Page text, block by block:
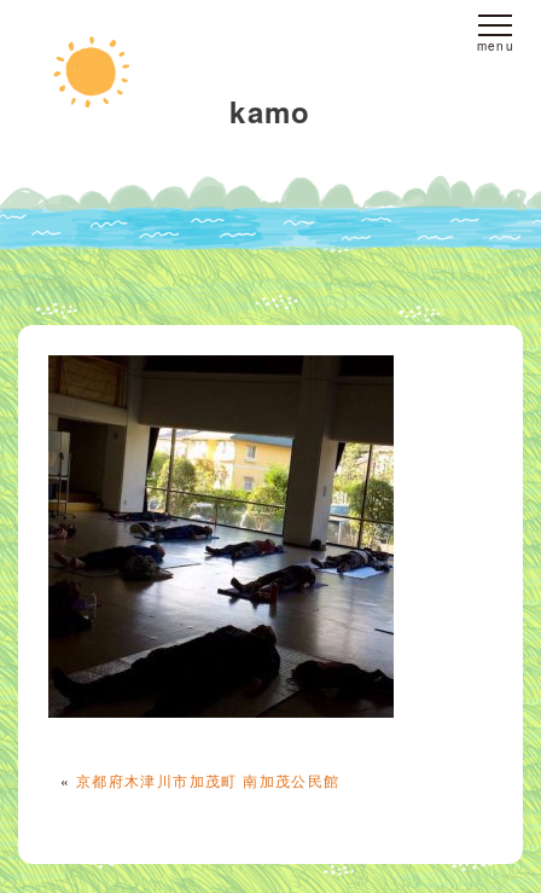
ホーム
スタジオへのアクセス
レッスンについて
スタジオレッスン
オンラインレッスン
インストラクター
ブログ
お客様の声
お問い合わせ
kamo
« 京都府木津川市加茂町 南加茂公民館